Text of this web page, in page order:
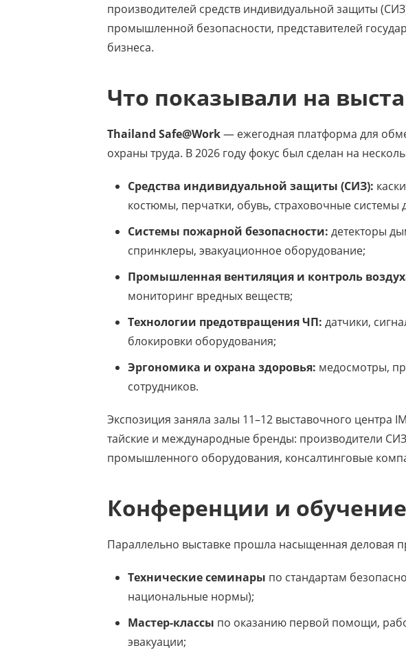
производителей средств индивидуальной защиты
промышленной безопасности, представителей
бизнеса.
Что показывали на
Thailand Safe@Work— ежегодная платформа для
охраны труда. В 2026 году фокус был сделан на
Средства индивидуальной защиты (СИЗ):
костюмы, перчатки, обувь, страховочные системы
Системы пожарной безопасности: детекторы
спринклеры, эвакуационное оборудование;
Промышленная вентиляция и контроль
мониторинг вредных веществ;
Технологии предотвращения ЧП: датчики,
блокировки оборудования;
Эргономика и охрана здоровья: медосмотры,
сотрудников.
Экспозиция заняла залы 11–12 выставочного центра
тайские и международные бренды: производители
промышленного оборудования, консалтинговые
Конференции и обучение
Параллельно выставке прошла насыщенная деловая
Технические семинары по стандартам
национальные нормы);
Мастер-классы по оказанию первой помощи,
эвакуации;